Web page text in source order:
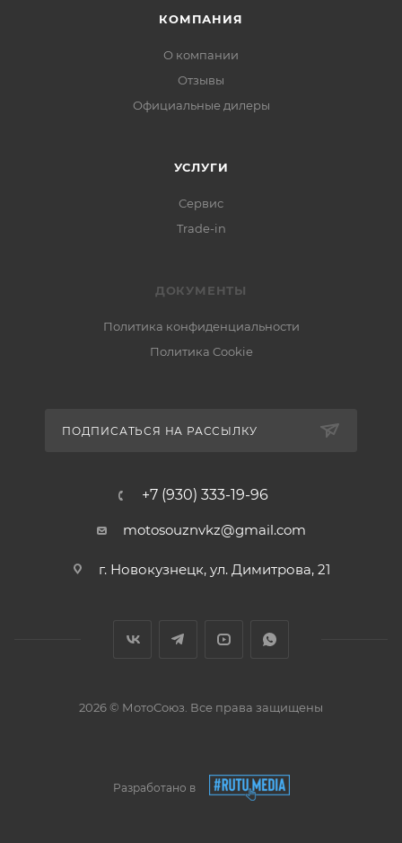
КОМПАНИЯ
О компании
Отзывы
Официальные дилеры
УСЛУГИ
Сервис
Trade-in
ДОКУМЕНТЫ
Политика конфиденциальности
Политика Cookie
ПОДПИСАТЬСЯ НА РАССЫЛКУ
+7 (930) 333-19-96
motosouznvkz@gmail.com
г. Новокузнецк, ул. Димитрова, 21
2026 © МотоСоюз. Все права защищены
Разработано в